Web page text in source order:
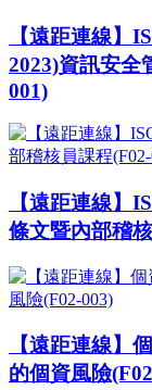
【遠距連線】
2023)資訊安全
001)
【遠距連線】
條文暨內部稽
【遠距連線】
的個資風險